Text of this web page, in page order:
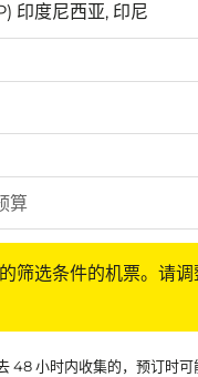
筛选条件的机票。请
48 小时内收集的，预订时